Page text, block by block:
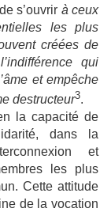
s’ouvrir à ceux
les plus
créées de
qui
et empêche
destructeur3.
la capacité de
dans la
et
les plus
Cette attitude
de la vocation